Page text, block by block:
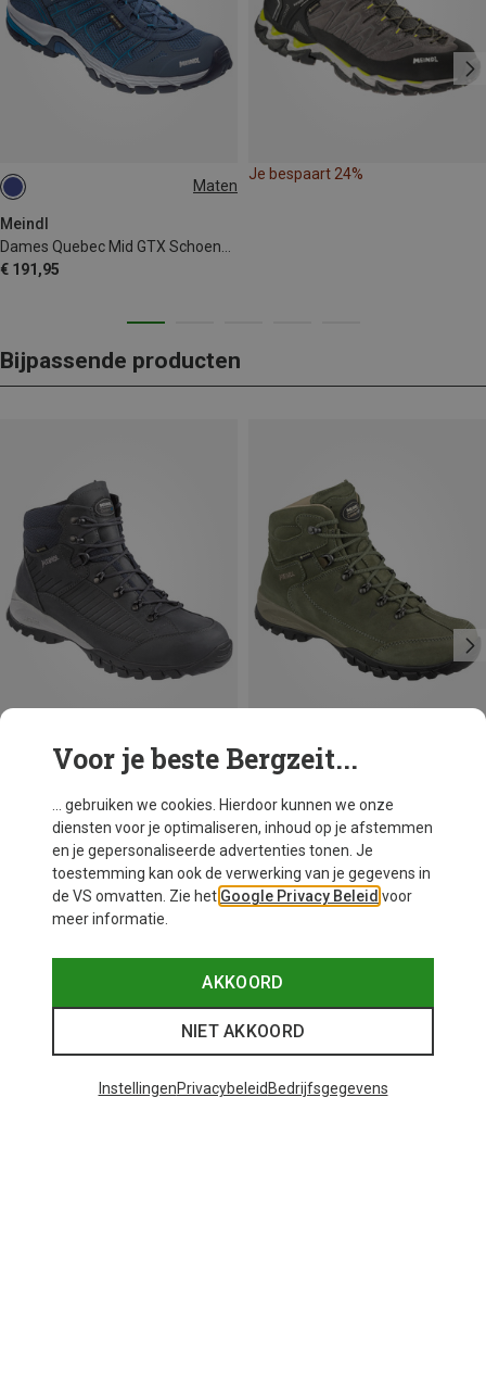
Maten
Meindl
€ 191,95
Je bespaart 24%
Bijpassende producten
Je bespaart 19%
Meindl
Heren Trento GTX Schoenen
€ 252,20
42 42.5
46
Voor je beste Bergzeit...
... gebruiken we cookies. Hierdoor kunnen we onze
diensten voor je optimaliseren, inhoud op je afstemmen
en je gepersonaliseerde advertenties tonen. Je
toestemming kan ook de verwerking van je gegevens in
de VS omvatten. Zie het Google Privacy Beleid voor
meer informatie.
AKKOORD
NIET AKKOORD
InstellingenPrivacybeleid Bedrijfsgegevens